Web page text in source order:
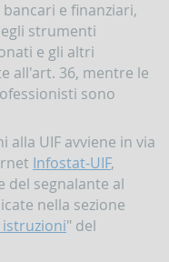
e finanziari,
strumenti
e gli altri
all'art. 36, mentre le
sono
alla UIF avviene in via
Infostat-UIF,
del segnalante al
nella sezione
istruzioni" del